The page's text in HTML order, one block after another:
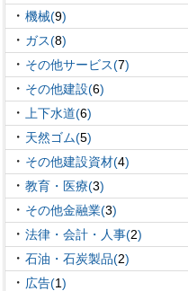
・ 機械(9)
・ ガス(8)
・ その他サービス(7)
・ その他建設(6)
・ 上下水道(6)
・ 天然ゴム(5)
・ その他建設資材(4)
・ 教育・医療(3)
・ その他金融業(3)
・ 法律・会計・人事(2)
・ 石油・石炭製品(2)
・ 広告(1)